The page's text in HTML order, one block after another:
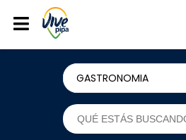
GASTRONOMIA